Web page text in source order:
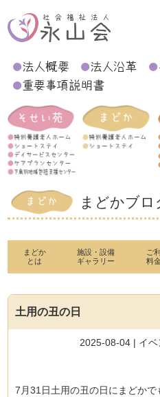
まどかブロ
まどか
とは
施設・設備
ギャラリー
ご
料
土用の丑の日
2025-08-04 | イ
7月31日土用の丑の日にまどか